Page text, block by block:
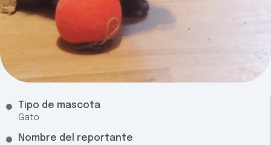
Tipo de mascota
Gato
Nombre del reportante